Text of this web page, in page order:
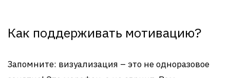
Как поддерживать мотивацию?
Запомните: визуализация – это не одноразовое